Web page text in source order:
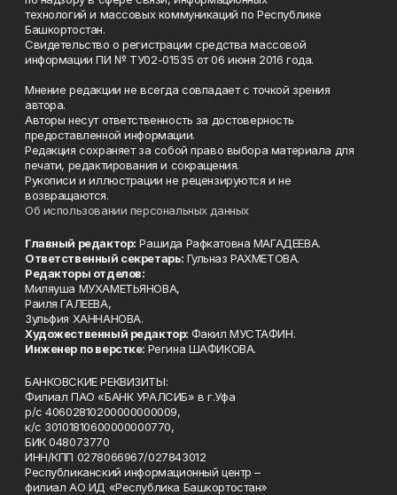
технологий и массовых коммуникаций по Республике
Башкортостан.
Свидетельство о регистрации средства массовой
информации ПИ № ТУ02-01535 от 06 июня 2016 года.
Мнение редакции не всегда совпадает с точкой зрения
автора.
Авторы несут ответственность за достоверность
предоставленной информации.
Редакция сохраняет за собой право выбора материала для
печати, редактирования и сокращения.
Рукописи и иллюстрации не рецензируются и не
возвращаются.
Об использовании персональных данных
Главный редактор: Рашида Рафкатовна МАГАДЕЕВА.
Ответственный секретарь: Гульназ РАХМЕТОВА.
Редакторы отделов:
Миляуша МУХАМЕТЬЯНОВА,
Раиля ГАЛЕЕВА,
Зульфия ХАННАНОВА.
Художественный редактор: Факил МУСТАФИН.
Инженер по верстке: Регина ШАФИКОВА.
БАНКОВСКИЕ РЕКВИЗИТЫ:
Филиал ПАО «БАНК УРАЛСИБ» в г.Уфа
р/с 40602810200000000009,
к/с 30101810600000000770,
БИК 048073770
ИНН/КПП 0278066967/027843012
Республиканский информационный центр –
филиал АО ИД «Республика Башкортостан»